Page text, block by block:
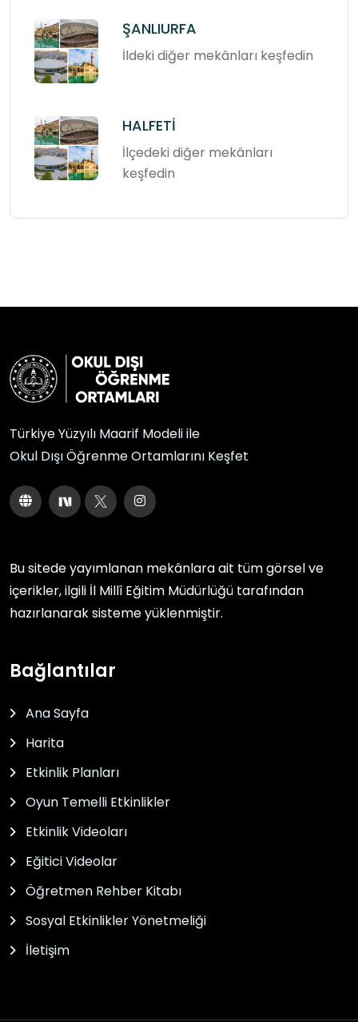
ŞANLIURFA
İldeki diğer mekânları keşfedin
HALFETİ
İlçedeki diğer mekânları
keşfedin
Türkiye Yüzyılı Maarif Modeli ile
Okul Dışı Öğrenme Ortamlarını Keşfet
Bu sitede yayımlanan mekânlara ait tüm görsel ve
içerikler, ilgili İl Millî Eğitim Müdürlüğü tarafından
hazırlanarak sisteme yüklenmiştir.
Bağlantılar
Ana Sayfa
Harita
Etkinlik Planları
Oyun Temelli Etkinlikler
Etkinlik Videoları
Eğitici Videolar
Öğretmen Rehber Kitabı
Sosyal Etkinlikler Yönetmeliği
İletişim